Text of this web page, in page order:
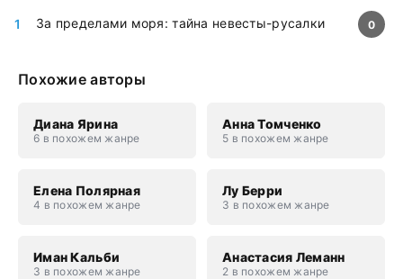
За пределами моря: тайна невесты-русалки 0
Похожие авторы
Диана Ярина
6 в похожем жанре
Анна Томченко
5 в похожем жанре
Елена Полярная
4 в похожем жанре
Лу Берри
3 в похожем жанре
Иман Кальби
3 в похожем жанре
Анастасия Леманн
2 в похожем жанре